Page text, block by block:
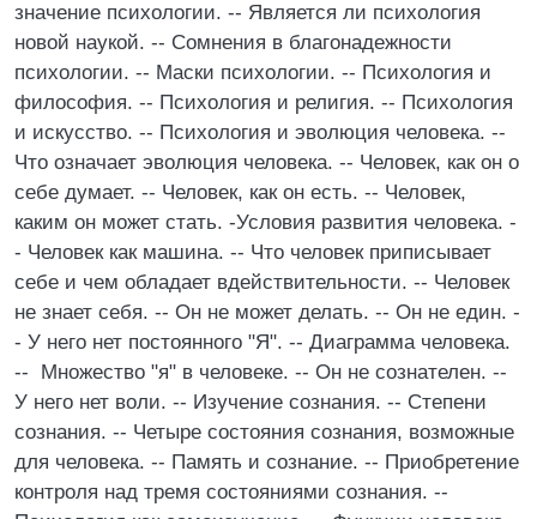
значение психологии. -- Является ли психология
новой наукой. -- Сомнения в благонадежности
психологии. -- Маски психологии. -- Психология и
философия. -- Психология и религия. -- Психология
и искусство. -- Психология и эволюция человека. --
Что означает эволюция человека. -- Человек, как он о
себе думает. -- Человек, как он есть. -- Человек,
каким он может стать. -Условия развития человека. -
- Человек как машина. -- Что человек приписывает
себе и чем обладает вдействительности. -- Человек
не знает себя. -- Он не может делать. -- Он не един. -
- У него нет постоянного "Я". -- Диаграмма человека.
-- Множество "я" в человеке. -- Он не сознателен. --
У него нет воли. -- Изучение сознания. -- Степени
сознания. -- Четыре состояния сознания, возможные
для человека. -- Память и сознание. -- Приобретение
контроля над тремя состояниями сознания. --